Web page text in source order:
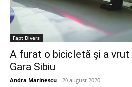
Fapt Divers
A furat o bicicletă și a vrut
Gara Sibiu
Andra Marinescu - 20 august 2020